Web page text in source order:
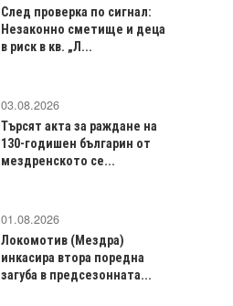
След проверка по сигнал:
Незаконно сметище и деца
в риск в кв. „Л...
03.08.2026
Търсят акта за раждане на
130-годишен българин от
мездренското се...
01.08.2026
Локомотив (Мездра)
инкасира втора поредна
загуба в предсезонната...